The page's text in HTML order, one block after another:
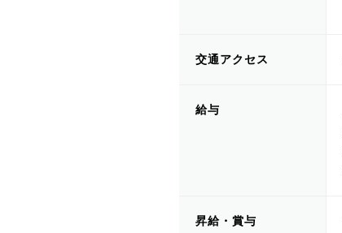
交通アクセス
給与
昇給・賞与